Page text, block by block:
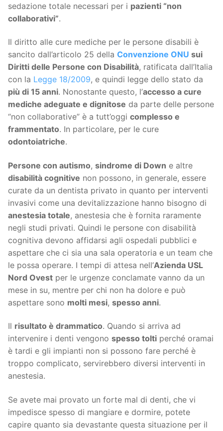
sedazione totale necessari per i pazienti “non
collaborativi”.
Il diritto alle cure mediche per le persone disabili è
sancito dall’articolo 25 della Convenzione ONU sui
Diritti delle Persone con Disabilità, ratificata dall’Italia
con la Legge 18/2009, e quindi legge dello stato da
più di 15 anni. Nonostante questo, l’accesso a cure
mediche adeguate e dignitose da parte delle persone
“non collaborative” è a tutt’oggi complesso e
frammentato. In particolare, per le cure
odontoiatriche.
Persone con autismo, sindrome di Down e altre
disabilità cognitive non possono, in generale, essere
curate da un dentista privato in quanto per interventi
invasivi come una devitalizzazione hanno bisogno di
anestesia totale, anestesia che è fornita raramente
negli studi privati. Quindi le persone con disabilità
cognitiva devono affidarsi agli ospedali pubblici e
aspettare che ci sia una sala operatoria e un team che
le possa operare. I tempi di attesa nell’Azienda USL
Nord Ovest per le urgenze conclamate vanno da un
mese in su, mentre per chi non ha dolore e può
aspettare sono molti mesi, spesso anni.
Il risultato è drammatico. Quando si arriva ad
intervenire i denti vengono spesso tolti perché oramai
è tardi e gli impianti non si possono fare perché è
troppo complicato, servirebbero diversi interventi in
anestesia.
Se avete mai provato un forte mal di denti, che vi
impedisce spesso di mangiare e dormire, potete
capire quanto sia devastante questa situazione per il